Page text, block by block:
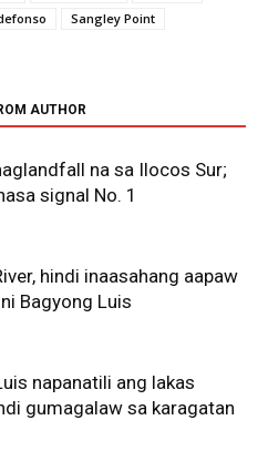
Sangley Point
AUTHOR
na sa Ilocos Sur;
signal No. 1
hindi inaasahang aapaw
Bagyong Luis
napanatili ang lakas
gumagalaw sa karagatan